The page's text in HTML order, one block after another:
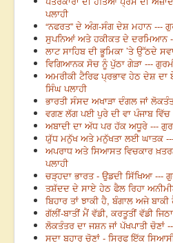
ਪਲਾਹੀ
“ਨਫਰਤ” ਦੇ ਅੰਗ-ਸੰਗ ਦੇਸ਼ ਮਹਾਨ ---
ਸੁਪਨਿਆਂ ਅਤੇ ਹਕੀਕਤ ਦੇ ਦਰਮਿਆਨ
ਲਾਟ ਸਾਹਿਬ ਦੀ ਭੂਮਿਕਾ ’ਤੇ ਉੱਠਦੇ
ਵਿਗਿਆਨਕ ਸੋਚ ਨੂੰ ਪੁੱਠਾ ਗੇੜਾ ---
ਅਮਰੀਕੀ ਟੈਰਿਫ ਪ੍ਰਭਾਵ ਹੇਠ ਦੇਸ਼
ਸਿੰਘ ਪਲਾਹੀ
ਭਾਰਤੀ ਸੰਸਦ ਅਖਾੜਾ ਦੰਗਲ ਜਾਂ
ਵਗਣ ਲੱਗ ਪਈ ਪੁਰੇ ਦੀ ਵਾ ਪੰਜਾਬ ਵਿੱਚ
ਅਬਾਦੀ ਦਾ ਅੱਧ ਪਰ ਹੱਕ ਅਧੂਰੇ ---
ਯੁੱਧ ਮਨੁੱਖ ਅਤੇ ਮਨੁੱਖਤਾ ਲਈ ਘਾਤਕ ---
ਅਪਰਾਧ ਅਤੇ ਸਿਆਸਤ ਵਿਚਕਾਰ
ਪਲਾਹੀ
ਚੜ੍ਹਦਾ ਭਾਰਤ - ਉਡਦੀ ਸਿੱਖਿਆ ---
ਤਸ਼ੱਦਦ ਦੇ ਸਾਏ ਹੇਠ ਫੈਲ ਰਿਹਾ
ਬਿਹਾਰ ਤਾਂ ਝਾਕੀ ਹੈ, ਬੰਗਾਲ ਅਜੇ
ਗੱਲੀਂ-ਬਾਤੀਂ ਮੈਂ ਵੱਡੀ, ਕਰਤੂਤੀਂ ਵੱਡੀ
ਲੋਕਤੰਤਰ ਦਾ ਜਸ਼ਨ ਜਾਂ ਪੱਖਪਾਤੀ ਚੋਣਾਂ
ਸਦਾ ਬਹਾਰ ਚੋਣਾਂ - ਸਿਰਫ ਇੱਕ